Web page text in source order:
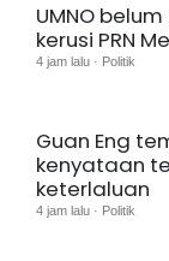
UMNO
kerusi PRN
4 jam lalu · Politik
Guan Eng
kenyataan
keterlaluan
4 jam lalu · Politik